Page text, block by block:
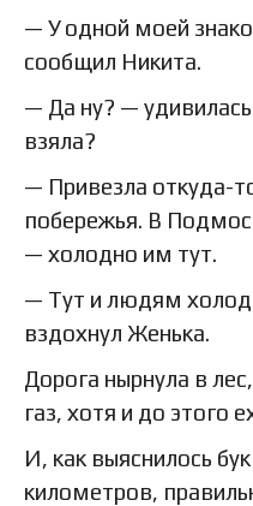
— У одной моей
сообщил Никита.
— Да ну? —
взяла?
— Привезла откуда-
побережья. В
— холодно им тут.
— Тут и людям
вздохнул Женька.
Дорога нырнула в
газ, хотя и до этого
И, как выяснилось
километров,